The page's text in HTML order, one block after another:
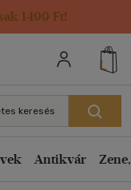
1499 Ft!
keresés
Antikvár